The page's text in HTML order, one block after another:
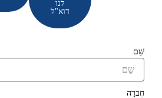
דוא"ל
חֶברָה